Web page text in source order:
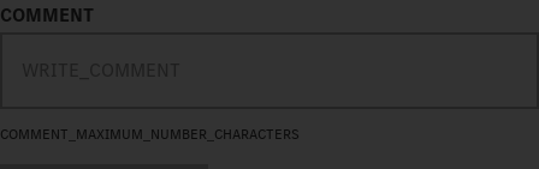
COMMENT
COMMENT_MAXIMUM_NUMBER_CHARACTERS